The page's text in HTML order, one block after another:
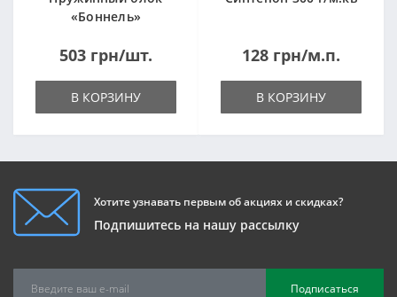
«Боннель»
503 грн/шт.
В КОРЗИНУ
128 грн/м.п.
В КОРЗИНУ
Хотите узнавать первым об акциях и скидках?
Подпишитесь на нашу рассылку
Подписаться